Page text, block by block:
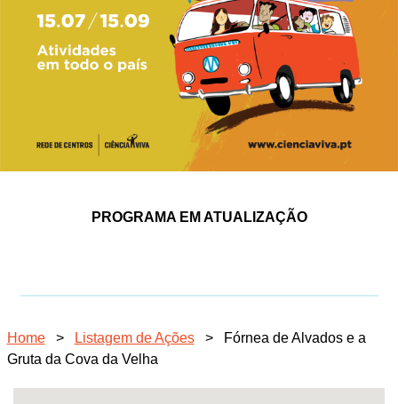
PROGRAMA EM ATUALIZAÇÃO
Home > Listagem de Ações >
Fórnea de Alvados e a
Gruta da Cova da Velha